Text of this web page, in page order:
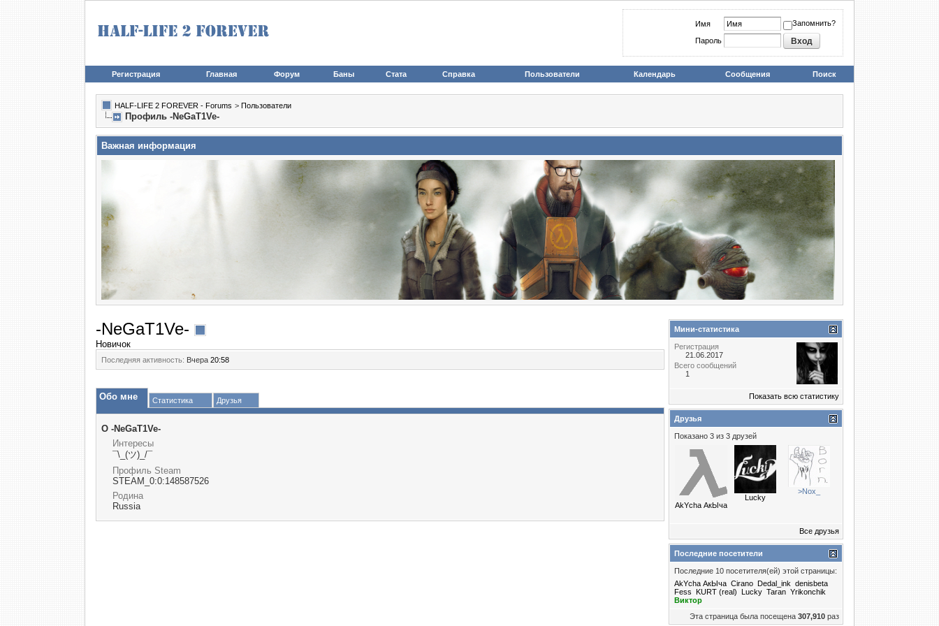
Имя Запомнить?
Пароль
Регистрация Главная Форум Баны Стата Справка Пользователи Календарь Сообщения Поиск
HALF-LIFE 2 FOREVER - Forums > Пользователи
Профиль -NeGaT1Ve-
Важная информация
-NeGaT1Ve-
Новичок
Последняя активность: Вчера 20:58
Обо мне Статистика Друзья
О -NeGaT1Ve-
Интересы
¯\_(ツ)_/¯
Профиль Steam
STEAM_0:0:148587526
Родина
Russia
Мини-статистика
Регистрация
21.06.2017
Всего сообщений
1
Показать всю статистику
Друзья
Показано 3 из 3 друзей
AkYcha АкЫча
Lucky
>Nox_
Все друзья
Последние посетители
Последние 10 посетителя(ей) этой страницы:
AkYcha АкЫча Cirano Dedal_ink denisbeta
Fess KURT (real) Lucky Taran Yrikonchik
Виктор
Эта страница была посещена 307,910 раз